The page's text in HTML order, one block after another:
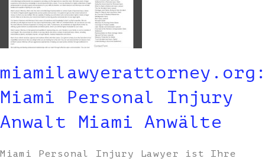
Miami Personal Injury
Anwalt Miami Anwälte
Miami Personal Injury Lawyer ist Ihre